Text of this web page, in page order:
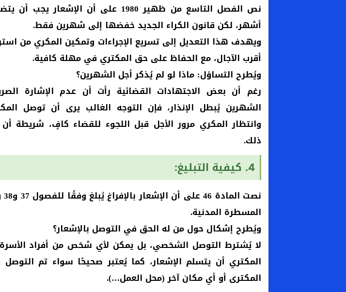
نص الفصل التاسع من ظهير 1980 على أن الإشعار
أشهر، لكن قانون الكراء الجديد خفضها إلى شهرين فقط.
ويهدف هذا التعديل إلى تسريع الإجراءات وتمكين المكري من
أقرب الآجال، مع الحفاظ على حق المكتري في مهلة كافية.
ويُطرح التساؤل: ماذا لو لم يُذكر أجل الشهرين؟
رغم أن بعض الاجتهادات القضائية رأت أن عدم الإشارة
الشهرين يُبطل الإنذار، فإن التوجه الغالب يرى أن توصل
وانتظار المكري مرور الأجل قبل اللجوء للقضاء كافٍ، شريطة
ذلك.
4. كيفية التبليغ:
المسطرة المدنية.
ويُطرح إشكال حول من له الحق في التوصل بالإشعار؟
لا يُشترط التوصل الشخصي، بل يمكن لأي شخص من أفراد
المكتري أن يتسلم الإشعار، كما يُعتبر صحيحًا سواء تم
المكترى أو أي مكان آخر (محل العمل…).